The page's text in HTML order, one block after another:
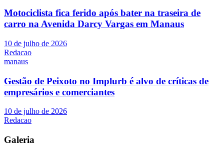
Motociclista fica ferido após bater na traseira de
carro na Avenida Darcy Vargas em Manaus
10 de julho de 2026
Redacao
manaus
Gestão de Peixoto no Implurb é alvo de críticas de
empresários e comerciantes
10 de julho de 2026
Redacao
Galeria